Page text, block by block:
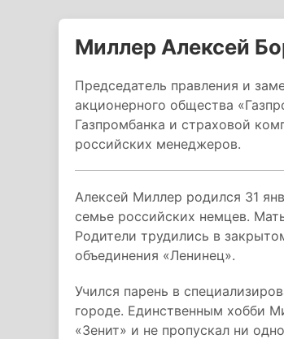
Миллер Алексей
Председатель правления и
акционерного общества
Газпромбанка и страховой
российских менеджеров.
Алексей Миллер родился 31
семье российских немцев.
Родители трудились в
объединения «Ленинец».
Учился парень в
городе. Единственным хобби
«Зенит» и не пропускал ни